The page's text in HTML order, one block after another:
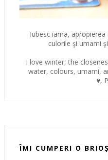
Iubesc iarna,
culorile şi umami
I love winter, the
water, colours, umami,
♥,
ÎMI CUMPERI O